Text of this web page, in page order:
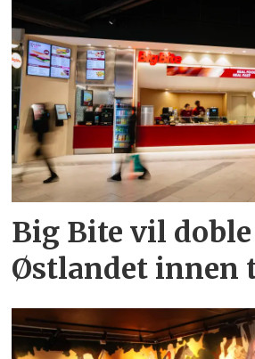
Big Bite vil doble
Østlandet innen